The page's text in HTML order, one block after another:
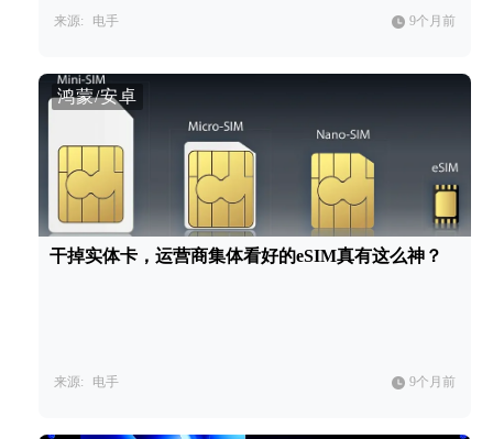
来源: 电手 9个月前
鸿蒙/安卓
干掉实体卡，运营商集体看好的eSIM真有这么神？
来源: 电手 9个月前